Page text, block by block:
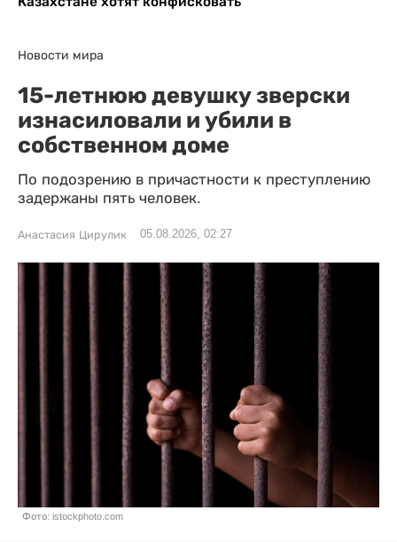
Новости мира
15-летнюю девушку зверски
изнасиловали и убили в
собственном доме
По подозрению в причастности к преступлению
задержаны пять человек.
Анастасия Цирулик 05.08.2026, 02:27
Фото: istockphoto.com